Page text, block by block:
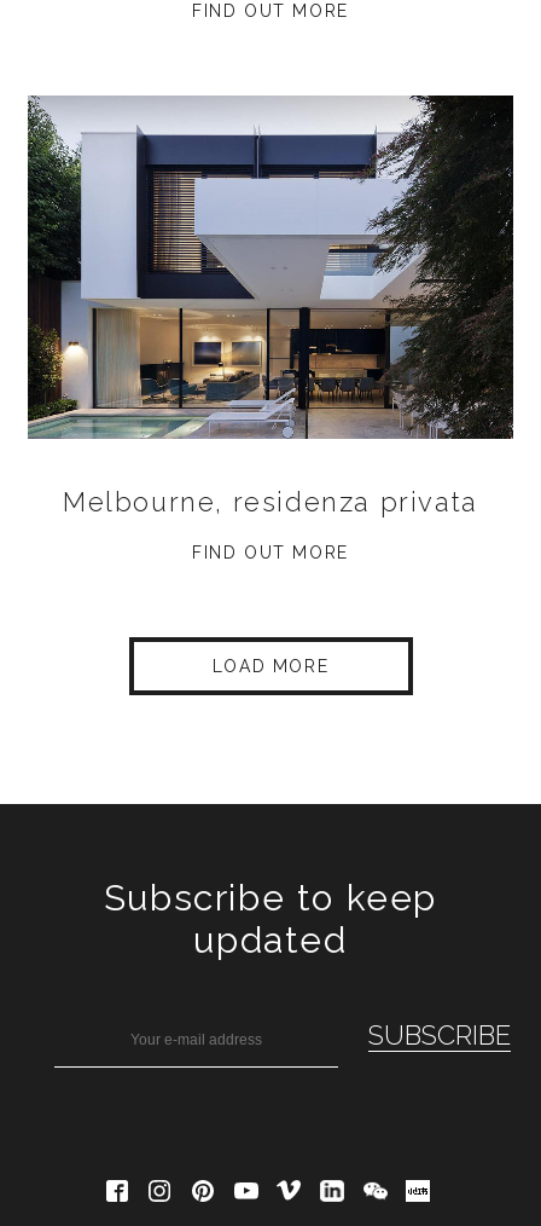
FIND OUT MORE
Melbourne, residenza privata
FIND OUT MORE
LOAD MORE
Subscribe to keep
updated